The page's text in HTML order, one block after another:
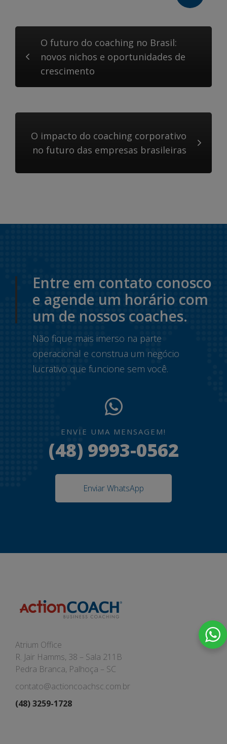
O futuro do coaching no Brasil:
novos nichos e oportunidades de
crescimento
O impacto do coaching corporativo
no futuro das empresas brasileiras
Entre em contato conosco
e agende um horário com
um de nossos coaches.
Não fique mais imerso na parte
operacional e construa um negócio
lucrativo que funcione sem você.
ENVIE UMA MENSAGEM!
(48) 9993-0562
Enviar WhatsApp
Atrium Office
R. Jair Hamms, 38 – Sala 211B
Pedra Branca, Palhoça – SC
contato@actioncoachsc.com.br
(48) 3259-1728